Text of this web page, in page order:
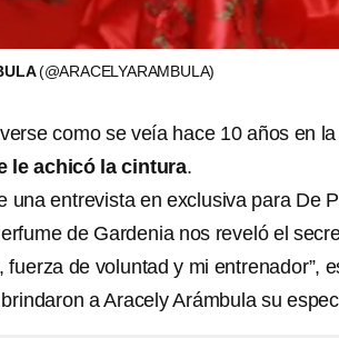
(@ARACELYARAMBULA)
como se veía hace 10 años en
le achicó la cintura.
una entrevista en exclusiva para De
de Gardenia nos reveló el
fuerza de voluntad y mi entrenador”,
a Aracely Arámbula su